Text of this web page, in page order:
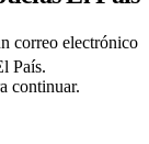
correo electrónico
País.
continuar.